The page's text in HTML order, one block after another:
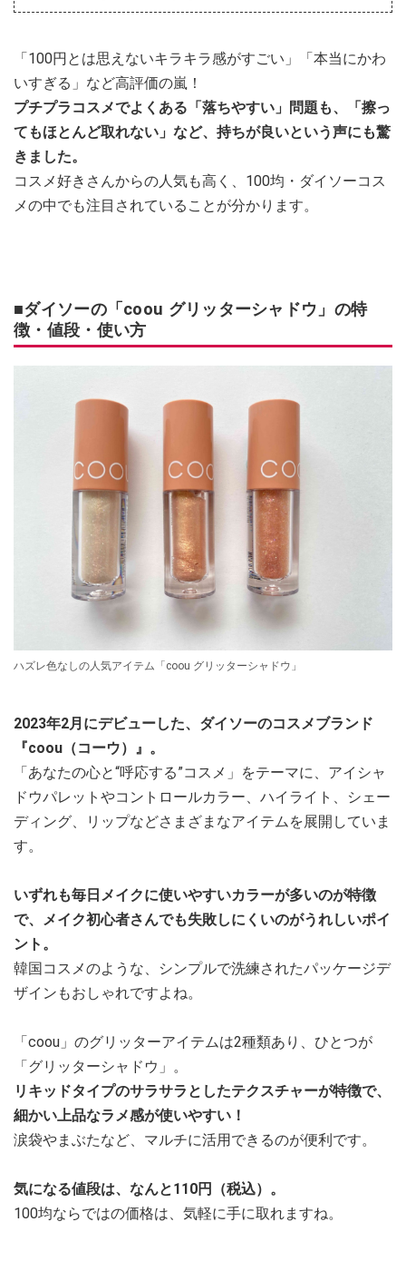
「100円とは思えないキラキラ感がすごい」「本当にかわ
いすぎる」など高評価の嵐！
プチプラコスメでよくある「落ちやすい」問題も、「擦っ
てもほとんど取れない」など、持ちが良いという声にも驚
きました。
コスメ好きさんからの人気も高く、100均・ダイソーコス
メの中でも注目されていることが分かります。
■ダイソーの「coou グリッターシャドウ」の特
徴・値段・使い方
ハズレ色なしの人気アイテム「coou グリッターシャドウ」
2023年2月にデビューした、ダイソーのコスメブランド
『coou（コーウ）』。
「あなたの心と“呼応する”コスメ」をテーマに、アイシャ
ドウパレットやコントロールカラー、ハイライト、シェー
ディング、リップなどさまざまなアイテムを展開していま
す。
いずれも毎日メイクに使いやすいカラーが多いのが特徴
で、メイク初心者さんでも失敗しにくいのがうれしいポイ
ント。
韓国コスメのような、シンプルで洗練されたパッケージデ
ザインもおしゃれですよね。
「coou」のグリッターアイテムは2種類あり、ひとつが
「グリッターシャドウ」。
リキッドタイプのサラサラとしたテクスチャーが特徴で、
細かい上品なラメ感が使いやすい！
涙袋やまぶたなど、マルチに活用できるのが便利です。
気になる値段は、なんと110円（税込）。
100均ならではの価格は、気軽に手に取れますね。